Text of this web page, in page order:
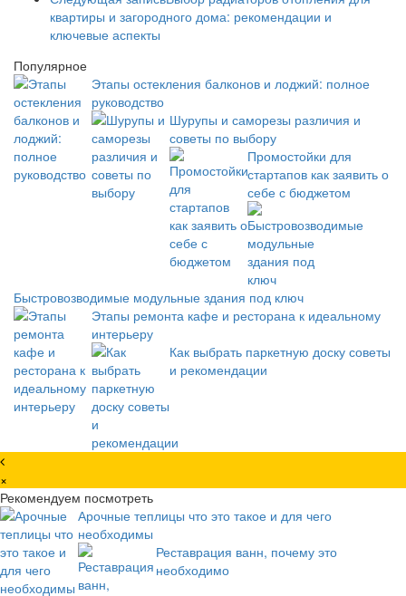
квартиры и загородного дома: рекомендации и
ключевые аспекты
Популярное
Этапы остекления балконов и лоджий: полное
руководство
Шурупы и саморезы различия и
советы по выбору
Промостойки для
стартапов как заявить о
себе с бюджетом
Быстровозводимые модульные здания под ключ
Этапы ремонта кафе и ресторана к идеальному
интерьеру
Как выбрать паркетную доску советы
и рекомендации
×
Рекомендуем посмотреть
Арочные теплицы что это такое и для чего
необходимы
Реставрация ванн, почему это
необходимо